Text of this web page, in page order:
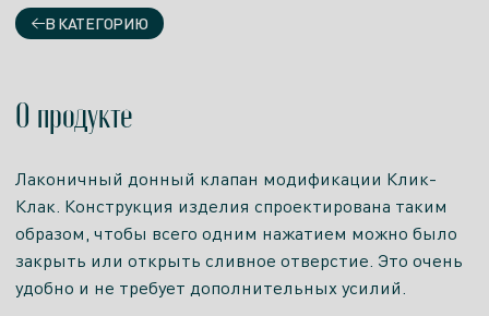
В КАТЕГОРИЮ
О продукте
Лаконичный донный клапан модификации Клик-
Клак. Конструкция изделия спроектирована таким
образом, чтобы всего одним нажатием можно было
закрыть или открыть сливное отверстие. Это очень
удобно и не требует дополнительных усилий.